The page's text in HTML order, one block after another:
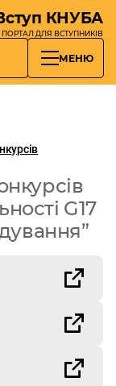
КНУБА
ПОРТАЛ ДЛЯ ВСТУПНИКІВ
МЕНЮ
G17